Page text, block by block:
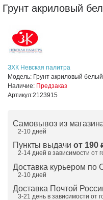
Грунт акриловый
ЗХК Невская палитра
Модель: Грунт акриловый
Наличие: Предзаказ
Артикул:2123915
Самовывоз из
2-10 дней
Пункты выдачи от 190
2-14 дней в зависимости от
Доставка курьером по
2-10 дней
Доставка Почтой
3-21 день в зависимости от